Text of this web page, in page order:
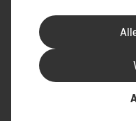
verzameld op
services.
Cookie informatie
Phishing en fraude
Supplier information